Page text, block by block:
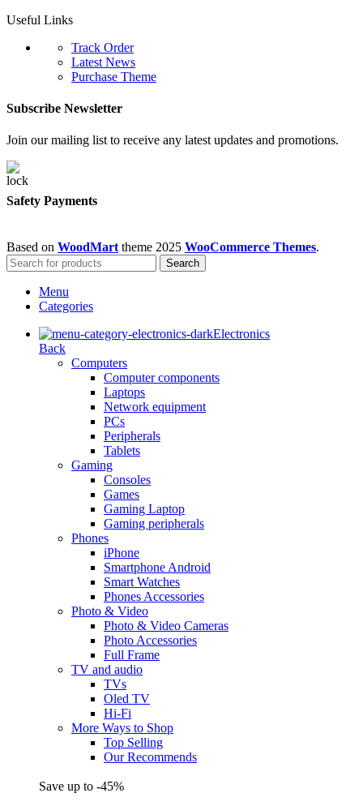
Useful Links
Track Order
Latest News
Purchase Theme
Subscribe Newsletter
Join our mailing list to receive any latest updates and promotions.
Safety Payments
Based on WoodMart theme 2025 WooCommerce Themes.
Search
Menu
Categories
Electronics
Back
Computers
Computer components
Laptops
Network equipment
PCs
Peripherals
Tablets
Gaming
Consoles
Games
Gaming Laptop
Gaming peripherals
Phones
iPhone
Smartphone Android
Smart Watches
Phones Accessories
Photo & Video
Photo & Video Cameras
Photo Accessories
Full Frame
TV and audio
TVs
Oled TV
Hi-Fi
More Ways to Shop
Top Selling
Our Recommends
Save up to -45%